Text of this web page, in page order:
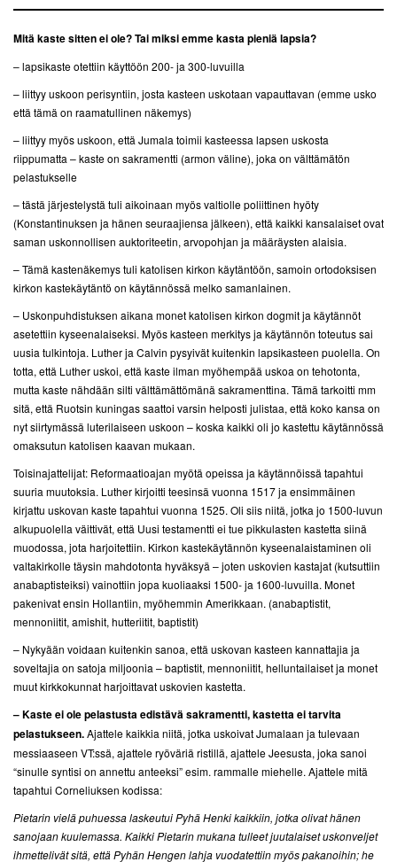
Mitä kaste sitten ei ole? Tai miksi emme kasta pieniä lapsia?
– lapsikaste otettiin käyttöön 200- ja 300-luvuilla
– liittyy uskoon perisyntiin, josta kasteen uskotaan vapauttavan (emme usko
että tämä on raamatullinen näkemys)
– liittyy myös uskoon, että Jumala toimii kasteessa lapsen uskosta
riippumatta – kaste on sakramentti (armon väline), joka on välttämätön
pelastukselle
– tästä järjestelystä tuli aikoinaan myös valtiolle poliittinen hyöty
(Konstantinuksen ja hänen seuraajiensa jälkeen), että kaikki kansalaiset ovat
saman uskonnollisen auktoriteetin, arvopohjan ja määräysten alaisia.
– Tämä kastenäkemys tuli katolisen kirkon käytäntöön, samoin ortodoksisen
kirkon kastekäytäntö on käytännössä melko samanlainen.
– Uskonpuhdistuksen aikana monet katolisen kirkon dogmit ja käytännöt
asetettiin kyseenalaiseksi. Myös kasteen merkitys ja käytännön toteutus sai
uusia tulkintoja. Luther ja Calvin pysyivät kuitenkin lapsikasteen puolella. On
totta, että Luther uskoi, että kaste ilman myöhempää uskoa on tehotonta,
mutta kaste nähdään silti välttämättömänä sakramenttina. Tämä tarkoitti mm
sitä, että Ruotsin kuningas saattoi varsin helposti julistaa, että koko kansa on
nyt siirtymässä luterilaiseen uskoon – koska kaikki oli jo kastettu käytännössä
omaksutun katolisen kaavan mukaan.
Toisinajattelijat: Reformaatioajan myötä opeissa ja käytännöissä tapahtui
suuria muutoksia. Luther kirjoitti teesinsä vuonna 1517 ja ensimmäinen
kirjattu uskovan kaste tapahtui vuonna 1525. Oli siis niitä, jotka jo 1500-luvun
alkupuolella väittivät, että Uusi testamentti ei tue pikkulasten kastetta siinä
muodossa, jota harjoitettiin. Kirkon kastekäytännön kyseenalaistaminen oli
valtakirkolle täysin mahdotonta hyväksyä – joten uskovien kastajat (kutsuttiin
anabaptisteiksi) vainottiin jopa kuoliaaksi 1500- ja 1600-luvuilla. Monet
pakenivat ensin Hollantiin, myöhemmin Amerikkaan. (anabaptistit,
mennoniitit, amishit, hutteriitit, baptistit)
– Nykyään voidaan kuitenkin sanoa, että uskovan kasteen kannattajia ja
soveltajia on satoja miljoonia – baptistit, mennoniitit, helluntailaiset ja monet
muut kirkkokunnat harjoittavat uskovien kastetta.
– Kaste ei ole pelastusta edistävä sakramentti, kastetta ei tarvita
pelastukseen.Ajattele kaikkia niitä, jotka uskoivat Jumalaan ja tulevaan
messiaaseen VT:ssä, ajattele ryöväriä ristillä, ajattele Jeesusta, joka sanoi
“sinulle syntisi on annettu anteeksi” esim. rammalle miehelle. Ajattele mitä
tapahtui Corneliuksen kodissa:
Pietarin vielä puhuessa laskeutui Pyhä Henki kaikkiin, jotka olivat hänen
sanojaan kuulemassa. Kaikki Pietarin mukana tulleet juutalaiset uskonveljet
ihmettelivät sitä, että Pyhän Hengen lahja vuodatettiin myös pakanoihin; he